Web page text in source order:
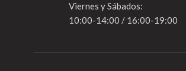
Viernes y Sábados:
10:00-14:00 / 16:00-19:00